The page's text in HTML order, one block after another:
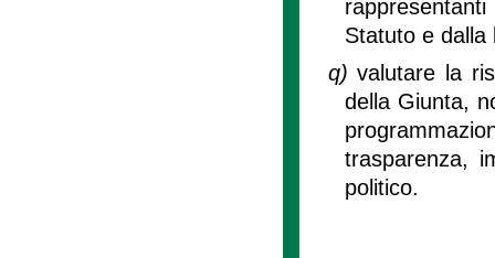
Statuto e dalla
q)valutare la
della Giunta,
trasparenza,
politico.